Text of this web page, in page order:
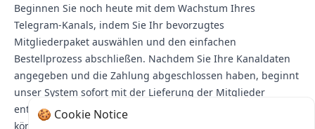
Beginnen Sie noch heute mit dem Wachstum Ihres
Telegram-Kanals, indem Sie Ihr bevorzugtes
Mitgliederpaket auswählen und den einfachen
Bestellprozess abschließen. Nachdem Sie Ihre Kanaldaten
angegeben und die Zahlung abgeschlossen haben, beginnt
unser System sofort mit der Lieferung der Mitglieder
entsprechend Ihrer gewählten Liefergeschwindigkeit. Sie
können Ihren Bestellfortschritt verfolgen und sich jederzeit
🍪 Cookie Notice